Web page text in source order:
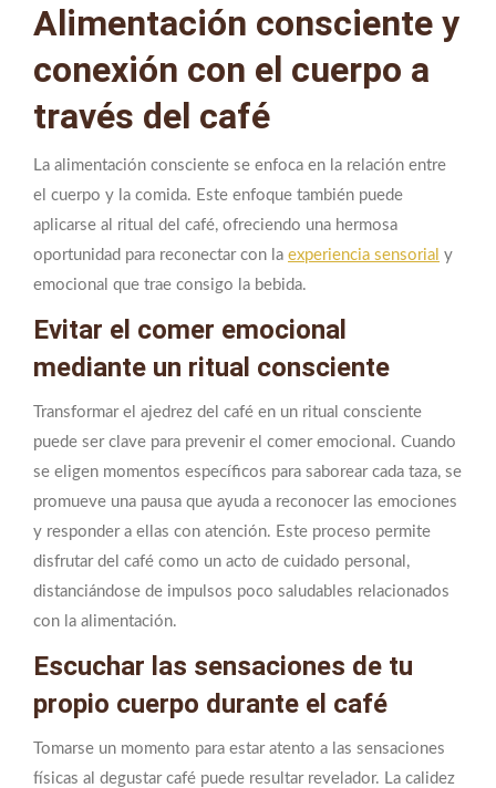
Alimentación consciente y
conexión con el cuerpo a
través del café
La alimentación consciente se enfoca en la relación entre
el cuerpo y la comida. Este enfoque también puede
aplicarse al ritual del café, ofreciendo una hermosa
oportunidad para reconectar con la experiencia sensorial y
emocional que trae consigo la bebida.
Evitar el comer emocional
mediante un ritual consciente
Transformar el ajedrez del café en un ritual consciente
puede ser clave para prevenir el comer emocional. Cuando
se eligen momentos específicos para saborear cada taza, se
promueve una pausa que ayuda a reconocer las emociones
y responder a ellas con atención. Este proceso permite
disfrutar del café como un acto de cuidado personal,
distanciándose de impulsos poco saludables relacionados
con la alimentación.
Escuchar las sensaciones de tu
propio cuerpo durante el café
Tomarse un momento para estar atento a las sensaciones
físicas al degustar café puede resultar revelador. La calidez